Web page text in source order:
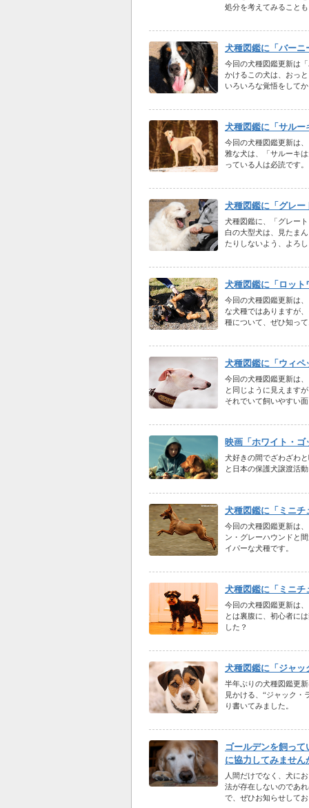
処分を考えてみること
犬種図鑑に「バーニ
今回の犬種図鑑更新は
かけるこの犬は、おっ
いろいろな覚悟をして
犬種図鑑に「サルー
今回の犬種図鑑更新は
雅な犬は、「サルーキ
っている人は必読です。
犬種図鑑に「グレー
犬種図鑑に、「グレー
白の大型犬は、見たま
たりしないよう、よろ
犬種図鑑に「ロット
今回の犬種図鑑更新は
な犬種ではありますが
種について、ぜひ知っ
犬種図鑑に「ウィペ
今回の犬種図鑑更新は
と同じように見えます
それでいて飼いやすい
映画「ホワイト・ゴ
犬好きの間でざわざわ
と日本の保護犬譲渡活
犬種図鑑に「ミニチ
今回の犬種図鑑更新は
ン・グレーハウンドと
イパーな犬種です。
犬種図鑑に「ミニチ
今回の犬種図鑑更新は
とは裏腹に、初心者に
した？
犬種図鑑に「ジャッ
半年ぶりの犬種図鑑更
見かける、“ジャック・
り書いてみました。
ゴールデンを飼っ
に協力してみません
人間だけでなく、犬に
法が存在しないのであ
で、ぜひお知らせして